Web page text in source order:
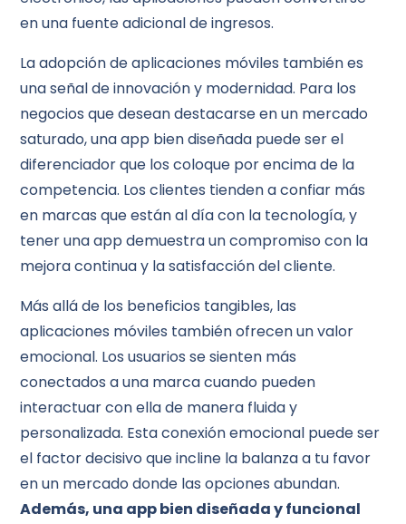
en una fuente adicional de ingresos.
La adopción de aplicaciones móviles también es
una señal de innovación y modernidad. Para los
negocios que desean destacarse en un mercado
saturado, una app bien diseñada puede ser el
diferenciador que los coloque por encima de la
competencia. Los clientes tienden a confiar más
en marcas que están al día con la tecnología, y
tener una app demuestra un compromiso con la
mejora continua y la satisfacción del cliente.
Más allá de los beneficios tangibles, las
aplicaciones móviles también ofrecen un valor
emocional. Los usuarios se sienten más
conectados a una marca cuando pueden
interactuar con ella de manera fluida y
personalizada. Esta conexión emocional puede ser
el factor decisivo que incline la balanza a tu favor
en un mercado donde las opciones abundan.
Además, una app bien diseñada y funcional